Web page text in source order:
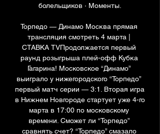
болельщиков · Моменты.
Торпедо — Динамо Москва прямая
трансляция смотреть 4 марта |
СТАВКА TVПродолжается первый
раунд розыгрыша плей-офф Кубка
Гагарина! Московское “Динамо”
выиграло у нижегородского “Торпедо”
первый матч серии — 3:1. Вторая игра
в Нижнем Новгороде стартует уже 4-го
марта в 17:00 по московскому
времени. Сможет ли “Торпедо”
сравнять счет? “Торпедо” смазало